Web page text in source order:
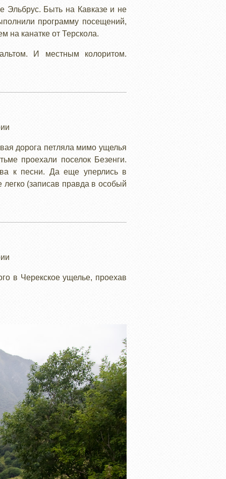
Эльбрус. Быть на Кавказе и не
программу посещений,
на канатке от Терскола.
И местным колоритом.
дорога петляла мимо ущелья
проехали поселок Безенги.
к песни. Да еще уперлись в
легко (записав правда в особый
в Черекское ущелье, проехав